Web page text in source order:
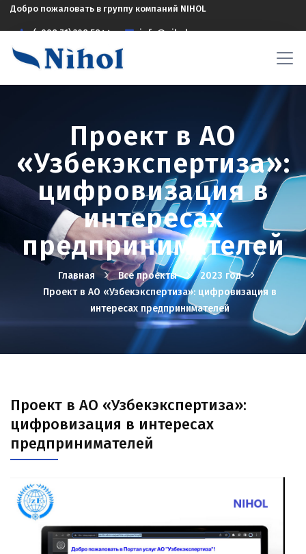
Добро пожаловать в группу компаний NIHOL
(+998 71) 208 5844 info@nihol.uz
Проект в АО
«Узбекэкспертиза»:
цифровизация в
интересах
предпринимателей
Главная Все проекты
2023 год
Проект в АО «Узбекэкспертиза»: цифровизация в
интересах предпринимателей
Проект в АО «Узбекэкспертиза»:
цифровизация в интересах
предпринимателей